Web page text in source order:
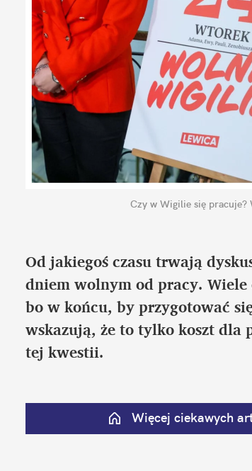
Czy w Wigilie się
Od jakiegoś czasu trwają
dniem wolnym od pracy.
bo w końcu, by przygotować
wskazują, że to tylko koszt dla
tej kwestii.
Więcej ciekawych